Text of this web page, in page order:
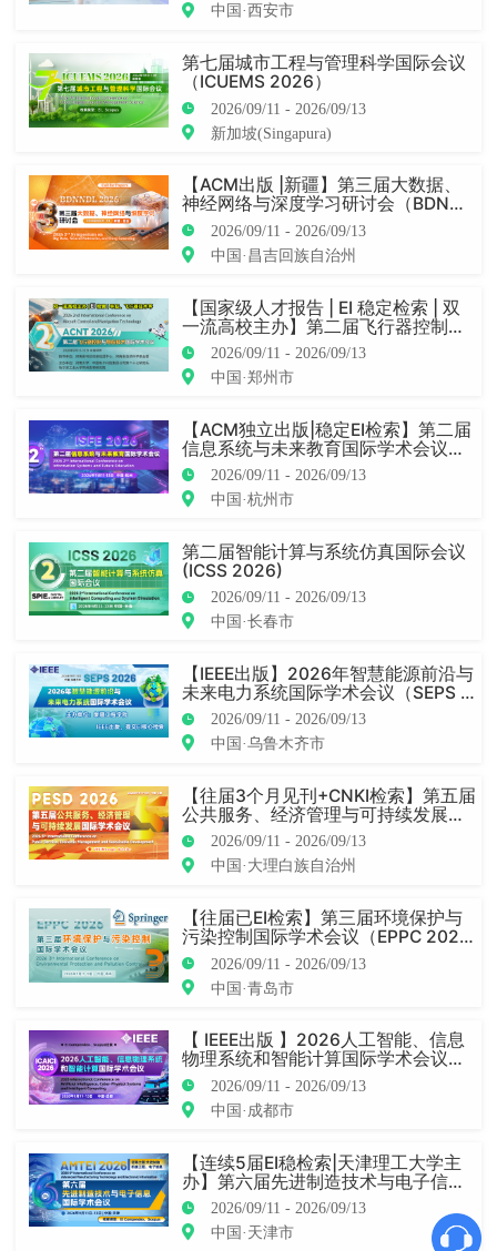
中国·西安市
第七届城市工程与管理科学国际会议
（ICUEMS 2026）
2026/09/11 - 2026/09/13
新加坡(Singapura)
【ACM出版 |新疆】第三届大数据、
神经网络与深度学习研讨会（BDNND
L 2026）
2026/09/11 - 2026/09/13
中国·昌吉回族自治州
【国家级人才报告 | EI 稳定检索 | 双
一流高校主办】第二届飞行器控制与
导航技术国际学术会议（ACNT 202
6）
2026/09/11 - 2026/09/13
中国·郑州市
【ACM独立出版|稳定EI检索】第二届
信息系统与未来教育国际学术会议（I
SFE 2026）
2026/09/11 - 2026/09/13
中国·杭州市
第二届智能计算与系统仿真国际会议
(ICSS 2026)
2026/09/11 - 2026/09/13
中国·长春市
【IEEE出版】2026年智慧能源前沿与
未来电力系统国际学术会议（SEPS 2
026）2026/09/11 - 2026/09/13
中国·乌鲁木齐市
【往届3个月见刊+CNKI检索】第五届
公共服务、经济管理与可持续发展国
际学术会议（PESD 2026）
2026/09/11 - 2026/09/13
中国·大理白族自治州
【往届已EI检索】第三届环境保护与
污染控制国际学术会议（EPPC 202
6）
2026/09/11 - 2026/09/13
中国·青岛市
【 IEEE出版 】2026人工智能、信息
物理系统和智能计算国际学术会议（I
CAICI 2026）
2026/09/11 - 2026/09/13
中国·成都市
【连续5届EI稳检索|天津理工大学主
办】第六届先进制造技术与电子信息
国际学术会议（AMTEI 2026）
2026/09/11 - 2026/09/13
中国·天津市